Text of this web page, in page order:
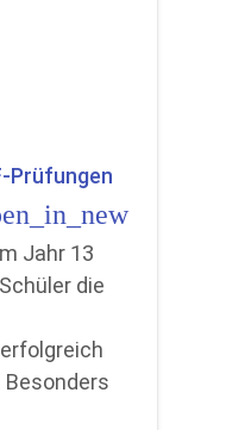
Prüfungen
Jahr 13
die
Besonders